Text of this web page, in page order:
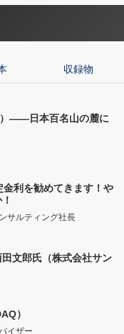
収録物
――日本百名山の麓に
利を勧めてきます！や
サルティング社長
文郎氏（株式会社サン
）
イザー